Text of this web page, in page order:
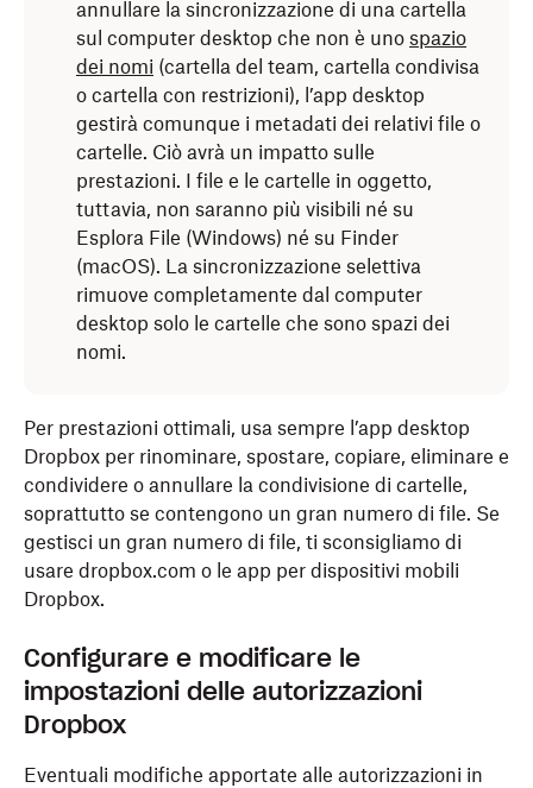
annullare la sincronizzazione di una cartella
sul computer desktop che non è uno spazio
dei nomi (cartella del team, cartella condivisa
o cartella con restrizioni), l’app desktop
gestirà comunque i metadati dei relativi file o
cartelle. Ciò avrà un impatto sulle
prestazioni. I file e le cartelle in oggetto,
tuttavia, non saranno più visibili né su
Esplora File (Windows) né su Finder
(macOS). La sincronizzazione selettiva
rimuove completamente dal computer
desktop solo le cartelle che sono spazi dei
nomi.
Per prestazioni ottimali, usa sempre l’app desktop
Dropbox per rinominare, spostare, copiare, eliminare e
condividere o annullare la condivisione di cartelle,
soprattutto se contengono un gran numero di file. Se
gestisci un gran numero di file, ti sconsigliamo di
usare dropbox.com o le app per dispositivi mobili
Dropbox.
Configurare e modificare le
impostazioni delle autorizzazioni
Dropbox
Eventuali modifiche apportate alle autorizzazioni in